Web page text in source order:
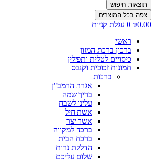
תוצאות חיפוש
צפה בכל המוצרים
₪0.00
0 עגלת קניות
ראשי
ברכון ברכת המזון
כיסויים לטלית ותפילין
תמונות זכוכית וקנבס
ברכות
אגרת הרמב"ן
בריך שמה
עלינו לשבח
אשת חיל
אשר יצר
ברכה למקווה
ברכת הבית
הדלקת נרות
שלום עליכם